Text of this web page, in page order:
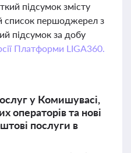
підсумок змісту
список першоджерел з
підсумок за добу
Платформи LIGA360.
у Комишувасі,
операторів та нові
послуги в